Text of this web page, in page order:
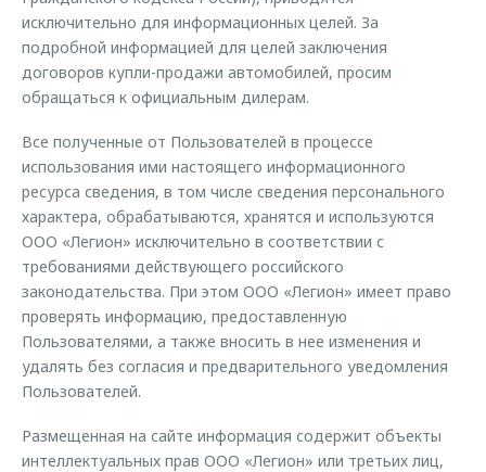
исключительно для информационных целей. За
подробной информацией для целей заключения
договоров купли-продажи автомобилей, просим
обращаться к официальным дилерам.
Все полученные от Пользователей в процессе
использования ими настоящего информационного
ресурса сведения, в том числе сведения персонального
характера, обрабатываются, хранятся и используются
ООО «Легион» исключительно в соответствии с
требованиями действующего российского
законодательства. При этом ООО «Легион» имеет право
проверять информацию, предоставленную
Пользователями, а также вносить в нее изменения и
удалять без согласия и предварительного уведомления
Пользователей.
Размещенная на сайте информация содержит объекты
интеллектуальных прав ООО «Легион» или третьих лиц,